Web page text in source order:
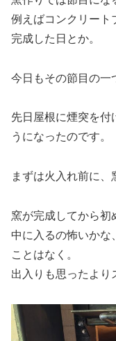
例えばコンクリート
完成した日とか。
今日もその節目の一
先日屋根に煙突を付
うになったのです。
まずは火入れ前に、
窯が完成してから初
中に入るの怖いかな
ことはなく。
出入りも思ったより